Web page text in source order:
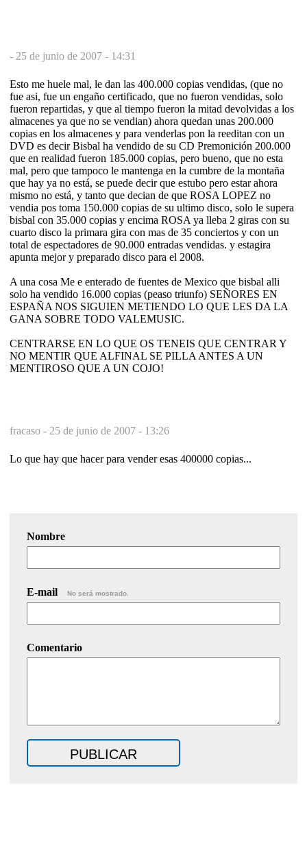
- 25 de junio de 2007 - 14:31
Esto me huele mal, le dan las 400.000 copias vendidas, (que no
fue asi, fue un engaño certificado, que no fueron vendidas, solo
fueron repartidas, y que al tiempo fueron la mitad devolvidas a los
almacenes ya que no se vendian) ahora quedan unas 200.000
copias en los almacenes y para venderlas pon la reeditan con un
DVD es decir Bisbal ha vendido de su CD Premonición 200.000
que en realidad fueron 185.000 copias, pero bueno, que no esta
mal, pero que tampoco le mantenga en la cumbre de la montaña
que hay ya no está, se puede decir que estubo pero estar ahora
mismo no está, y tanto que decian de que ROSA LOPEZ no
vendia pos toma 150.000 copias de su ultimo disco, solo le supera
bisbal con 35.000 copias y encima ROSA ya lleba 2 giras con su
cuarto disco la primara gira con mas de 35 conciertos y con un
total de espectadores de 90.000 entradas vendidas. y estagira
apunta mejor y preparado disco para el 2008.
A una cosa Me e enterado de fuentes de Mexico que bisbal alli
solo ha vendido 16.000 copias (peaso triunfo) SEÑORES EN
ESPAÑA NOS SIGUIEN METIENDO LO QUE LES DA LA
GANA SOBRE TODO VALEMUSIC.
CENTRARSE EN LO QUE OS TENEIS QUE CENTRAR Y
NO MENTIR QUE ALFINAL SE PILLA ANTES A UN
MENTIROSO QUE A UN COJO!
fracaso - 25 de junio de 2007 - 13:26
Lo que hay que hacer para vender esas 400000 copias...
Nombre
E-mail No será mostrado.
Comentario